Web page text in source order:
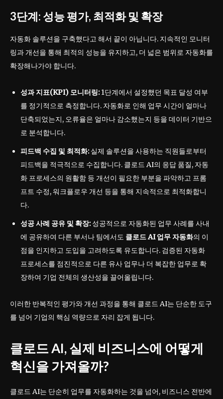
3단계: 성능 평가, 최적화 및 확장
자동화 솔루션을 구축했다고 해서 끝이 아닙니다. 지속적인 모니터
링과 개선을 통해 최적의 성능을 유지하고, 더 넓은 범위로 자동화를
확장해나가야 합니다.
성과 지표(KPI) 모니터링:1단계에서 설정했던 목표 달성 여부
를 정기적으로 측정합니다. 자동화로 인해 업무 시간이 얼마나
단축되었는지, 오류율은 얼마나 감소했는지 등을 데이터 기반으
로 분석합니다.
피드백 수집 및 최적화:실제 솔루션을 사용하는 직원들로부터
피드백을 적극적으로 수집합니다. 클로드 AI의 응답 품질, 자동
화 프로세스의 원활함 등 개선이 필요한 부분을 파악하고 프롬
프트 수정, 워크플로우 개선 등을 통해 지속적으로 최적화합니
다.
성공 사례 공유 및 확장:성공적으로 자동화된 업무 사례를 사내
에 공유하여 다른 부서나 팀에서도 클로드 AI 업무 자동화의 이
점을 인지하고 도입을 고려하도록 유도합니다. 검증된 자동화
프로세스를 점진적으로 다른 유사 업무나 더 복잡한 업무로 확
장하여 기업 전체의 생산성을 끌어올립니다.
이러한 반복적인 평가와 개선 과정을 통해 클로드 AI는 단순한 도구
를 넘어 기업의 핵심 역량으로 자리 잡게 됩니다.
클로드 AI, 실제 비즈니스에 어떻게
혁신을 가져올까?
클로드 AI는 단순히 업무를 자동화하는 것을 넘어, 비즈니스 전반에